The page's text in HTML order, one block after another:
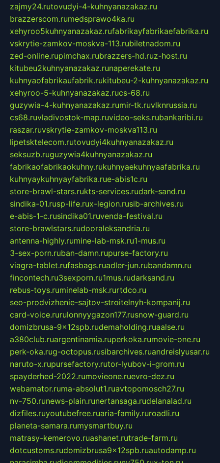
zajmy24.rutovudyi-4-kuhnyanazakaz.ru
brazzerscom.rumedsprawo4ka.ru
xehyroo5kuhnyanazakaz.rufabrikayfabrikaefabrika.ru
vskrytie-zamkov-moskva-113.rubiletnadom.ru
zed-online.rupimchax.rubrazzers-hd.ruz-host.ru
kitubeu2kuhnyanazakaz.runaperekate.ru
kuhnyaofabrikaufabrik.rukitubeu-2-kuhnyanazakaz.ru
xehyroo-5-kuhnyanazakaz.rucs-68.ru
guzywia-4-kuhnyanazakaz.rumir-tk.ruvlknrussia.ru
cs68.ruvladivostok-map.ruvideo-seks.rubankaribi.ru
raszar.ruvskrytie-zamkov-moskva113.ru
lipetsktelecom.rutovudyi4kuhnyanazakaz.ru
seksuzb.ruguzywia4kuhnyanazakaz.ru
fabrikaofabrikaokuhny.rukuhnyaekuhnyaafabrika.ru
kuhnyaykuhnyayfabrika.rue-abis1c.ru
store-brawl-stars.rukts-services.rudark-sand.ru
sindika-01.rusp-life.rux-legion.rusib-archives.ru
e-abis-1-c.rusindika01.ruvenda-festival.ru
store-brawlstars.rudooraleksandria.ru
antenna-highly.rumine-lab-msk.ru1-mus.ru
3-sex-porn.ruban-damn.rupurse-factory.ru
viagra-tablet.rufasbags.ruadler-jun.rubandamn.ru
fincontech.ru3sexporn.ru1mus.rudarksand.ru
rebus-toys.ruminelab-msk.rurtdco.ru
seo-prodvizhenie-sajtov-stroitelnyh-kompanij.ru
card-voice.rurulonnyygazon177.rusnow-guard.ru
domizbrusa-9x12spb.rudemaholding.ruaalse.ru
a380club.ruargentinamia.ruperkoka.rumovie-one.ru
perk-oka.rug-octopus.rusibarchives.ruandreislyusar.ru
naruto-x.rupursefactory.rutor-lyubov-i-grom.ru
spayderhed-2022.rumovieone.ruevro-dez.ru
webamator.ruma-absolut1.ruavtopomosch27.ru
nv-750.runews-plain.runertansaga.rudelanalad.ru
dizfiles.ruyoutubefree.ruaria-family.ruroadli.ru
planeta-samara.rumysmartbuy.ru
matrasy-kemerovo.ruashanet.rutrade-farm.ru
dotcustoms.rudomizbrusa9x12spb.ruautodamp.ru